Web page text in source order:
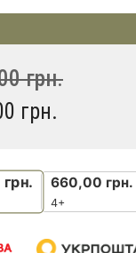
грн.
грн.
грн. 660,00 грн.
4+